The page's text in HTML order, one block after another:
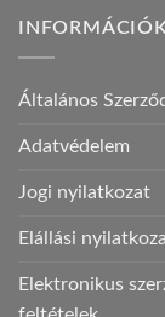
Általános
Adatvédelem
Jogi nyilatkozat
Elállási
Elektronikus